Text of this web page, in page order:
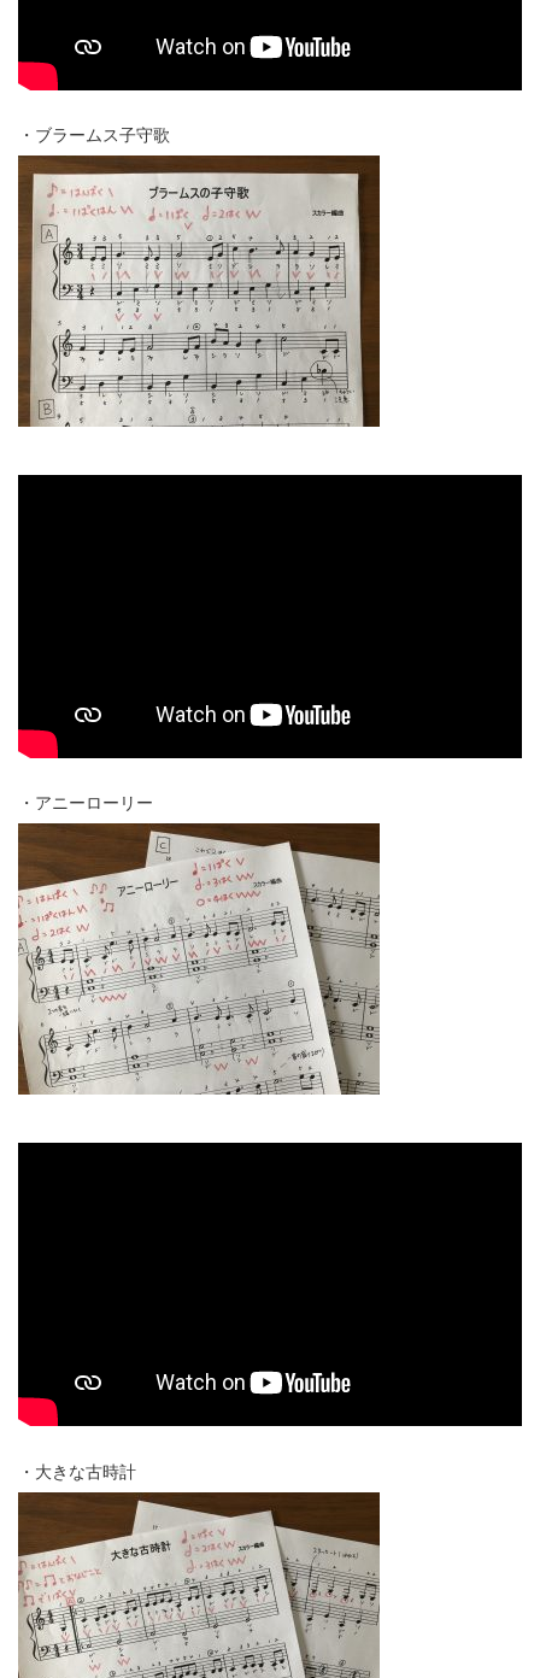
・ブラームス子守歌
・アニーローリー
・大きな古時計